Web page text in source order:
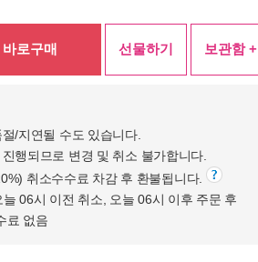
바로구매 선물하기 보관함 +
/지연될 수도 있습니다.
행되므로 변경 및 취소 불가합니다.
취소수수료 차감 후 환불됩니다.
06시 이전 취소, 오늘 06시 이후 주문 후
료 없음